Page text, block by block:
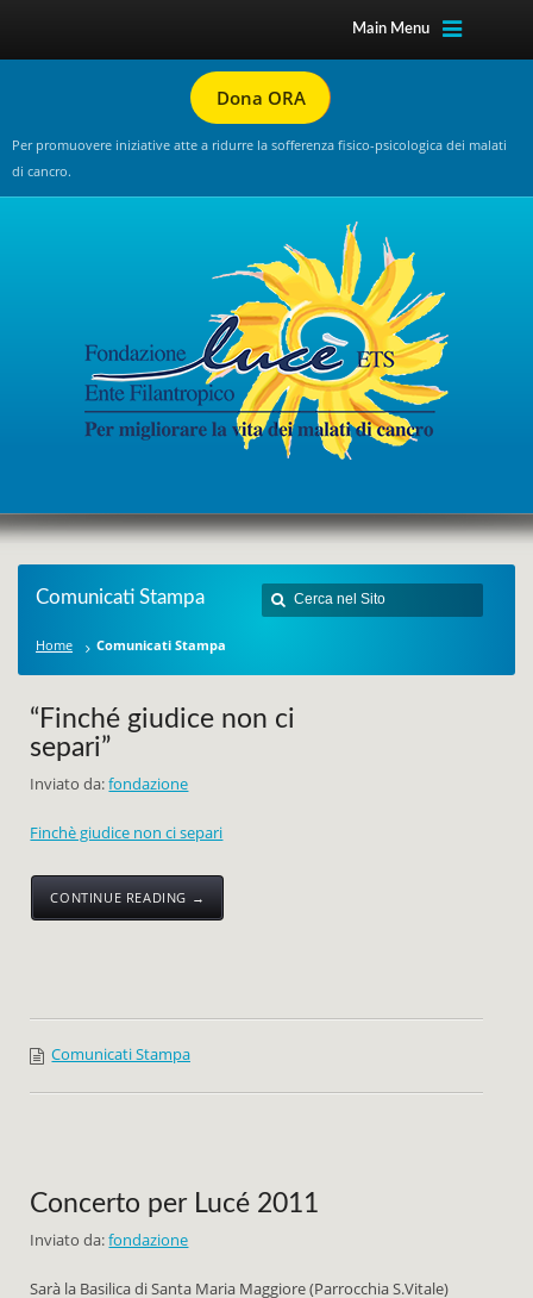
Main Menu
Dona ORA
Per promuovere iniziative atte a ridurre la sofferenza fisico-psicologica dei malati
di cancro.
Comunicati Stampa
Home Comunicati Stampa
“Finché giudice non ci
separi”
Inviato da:fondazione
Finchè giudice non ci separi
CONTINUE READING →
Comunicati Stampa
Concerto per Lucé 2011
Inviato da:fondazione
Sarà la Basilica di Santa Maria Maggiore (Parrocchia S.Vitale)